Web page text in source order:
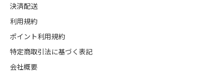
決済配送
利用規約
ポイント利用規約
特定商取引法に基づく表記
会社概要